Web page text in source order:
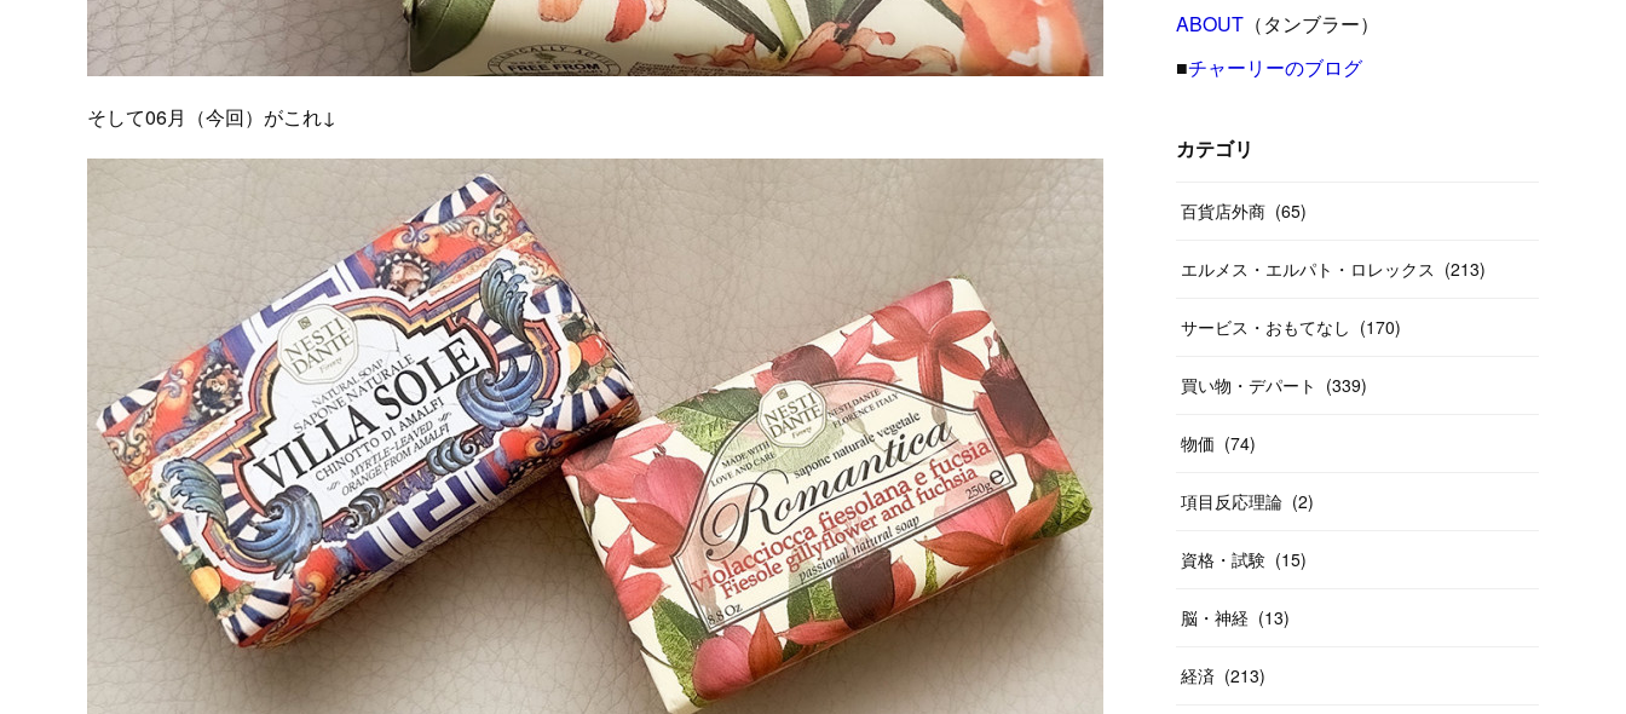
そして06月（今回）がこれ↓
(8 )
17
(19 )
(13
( 12
(27 )
(29
(26
(31 )
(26
(14
(20
(40 )
(55
(20
(10
(40
(24 )
(33
(20
ABOUT （タンブラー）
■チャーリーのブログ
カテゴリ
百貨店外商 (65)
エルメス・エルパト・ロレックス (213)
サービス・おもてなし (170)
買い物・デパート (339)
物価 (74)
項目反応理論 (2)
資格・試験 (15)
脳・神経 (13)
経済 (213)